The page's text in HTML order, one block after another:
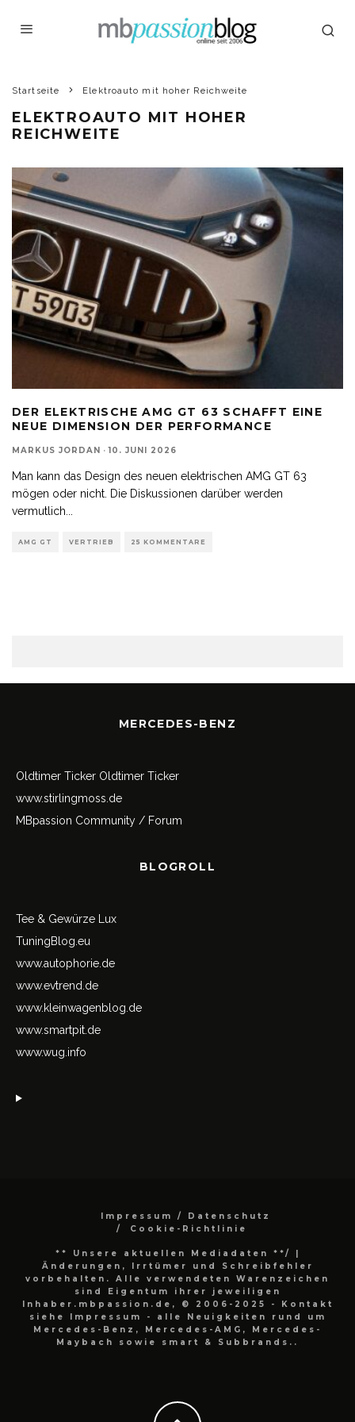
Startseite Elektroauto mit hoher Reichweite
ELEKTROAUTO MIT HOHER
REICHWEITE
DER ELEKTRISCHE AMG GT 63 SCHAFFT EINE
NEUE DIMENSION DER PERFORMANCE
MARKUS JORDAN · 10. JUNI 2026
Man kann das Design des neuen elektrischen AMG GT 63
mögen oder nicht. Die Diskussionen darüber werden
vermutlich
AMG GT VERTRIEB 25 KOMMENTARE
MERCEDES-BENZ
Oldtimer Ticker Oldtimer Ticker
www.stirlingmoss.de
MBpassion Community / Forum
BLOGROLL
Tee & Gewürze Lux
TuningBlog.eu
www.autophorie.de
www.evtrend.de
www.kleinwagenblog.de
www.smartpit.de
www.wug.info
Impressum / Datenschutz
Cookie-Richtlinie
** Unsere aktuellen Mediadaten **/
|
Änderungen, Irrtümer und Schreibfehler
vorbehalten. Alle verwendeten Warenzeichen
sind Eigentum ihrer jeweiligen
Inhaber.mbpassion.de, © 2006-2025 - Kontakt
siehe Impressum - alle Neuigkeiten rund um
Mercedes-Benz, Mercedes-AMG, Mercedes-
Maybach sowie smart & Subbrands..